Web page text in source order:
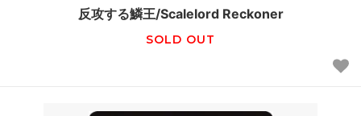
反攻する鱗王/Scalelord Reckoner
SOLD OUT